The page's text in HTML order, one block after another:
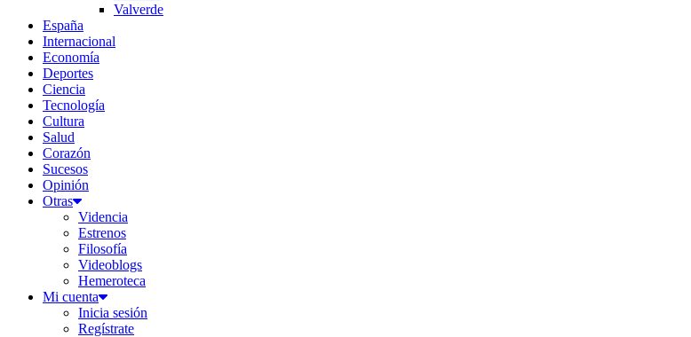
Valverde
España
Internacional
Economía
Deportes
Ciencia
Tecnología
Cultura
Salud
Corazón
Sucesos
Opinión
Otras
Videncia
Estrenos
Filosofía
Videoblogs
Hemeroteca
Mi cuenta
Inicia sesión
Regístrate